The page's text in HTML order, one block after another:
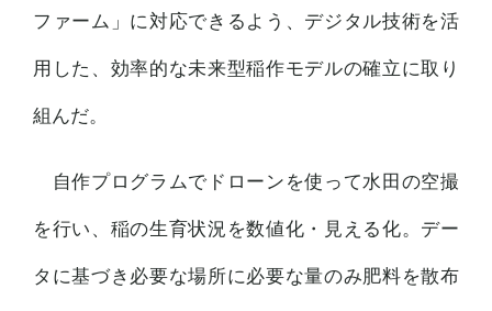
ファーム」に対応できるよう、デジタル技術を活
用した、効率的な未来型稲作モデルの確立に取り
組んだ。
自作プログラムでドローンを使って水田の空撮
を行い、稲の生育状況を数値化・見える化。デー
タに基づき必要な場所に必要な量のみ肥料を散布